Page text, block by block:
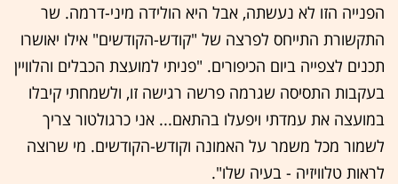
הפנייה הזו לא נעשתה, אבל היא הולידה מיני-דרמה. שר
התקשורת התייחס לפרצה של "קודש-הקודשים" אילו יאושרו
תכנים לצפייה ביום הכיפורים. "פניתי למועצת הכבלים והלוויין
בעקבות התסיסה שגרמה פרשה רגישה זו, ולשמחתי קיבלו
במועצה את עמדתי ויפעלו בהתאם... אני כרגולטור צריך
לשמור מכל משמר על האמונה וקודש-הקודשים. מי שרוצה
לראות טלוויזיה - בעיה שלו".